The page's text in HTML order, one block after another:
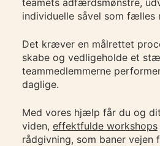
teamets adfærdsmønstre,
individuelle såvel som fælles
Det kræver en målrettet
skabe og vedligeholde et
teammedlemmerne
daglige.
Med vores hjælp får du og
viden, effektfulde workshops
rådgivning, som baner vejen